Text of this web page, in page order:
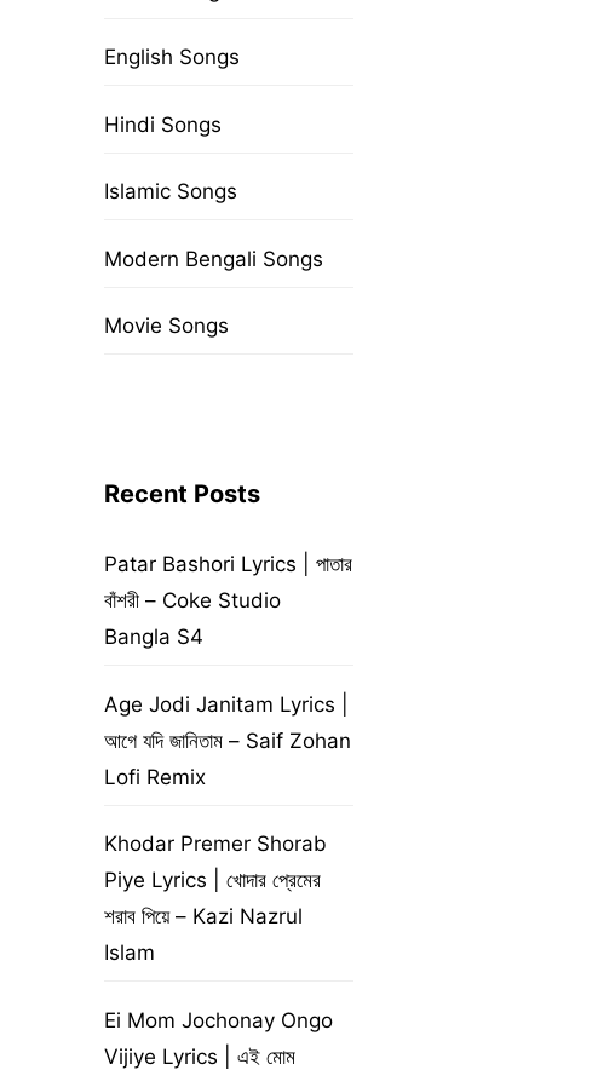
English Songs
Hindi Songs
Islamic Songs
Modern Bengali Songs
Movie Songs
Recent Posts
Patar Bashori Lyrics | পাতার
বাঁশরী – Coke Studio
Bangla S4
Age Jodi Janitam Lyrics |
আগে যদি জানিতাম – Saif Zohan
Lofi Remix
Khodar Premer Shorab
Piye Lyrics | খোদার প্রেমের
শরাব পিয়ে – Kazi Nazrul
Islam
Ei Mom Jochonay Ongo
Vijiye Lyrics | এই মোম